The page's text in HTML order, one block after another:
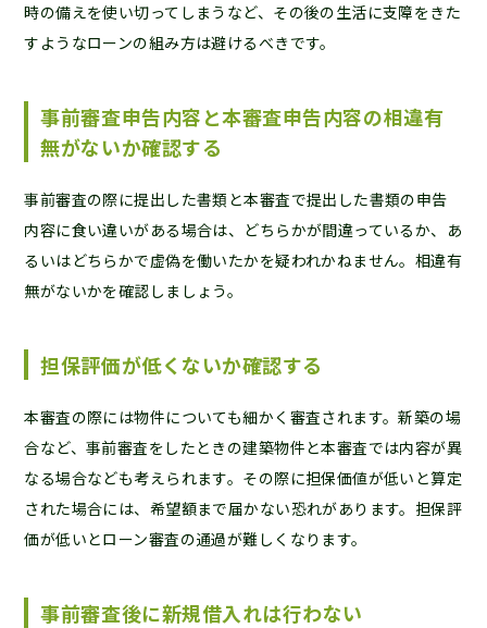
時の備えを使い切ってしまうなど、その後の生活に支障をきた
すようなローンの組み方は避けるべきです。
事前審査申告内容と本審査申告内容の相違有
無がないか確認する
事前審査の際に提出した書類と本審査で提出した書類の申告
内容に食い違いがある場合は、どちらかが間違っているか、あ
るいはどちらかで虚偽を働いたかを疑われかねません。相違有
無がないかを確認しましょう。
担保評価が低くないか確認する
本審査の際には物件についても細かく審査されます。新築の場
合など、事前審査をしたときの建築物件と本審査では内容が異
なる場合なども考えられます。その際に担保価値が低いと算定
された場合には、希望額まで届かない恐れがあります。担保評
価が低いとローン審査の通過が難しくなります。
事前審査後に新規借入れは行わない